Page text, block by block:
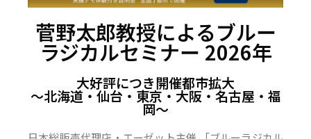
菅野太郎教授によるブルー
ラジカルセミナー 2026年
大好評につき開催都市拡大
〜北海道・仙台・東京・大阪・名古屋・福
岡〜